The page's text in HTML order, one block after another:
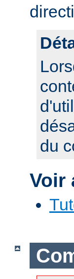
du
Voir